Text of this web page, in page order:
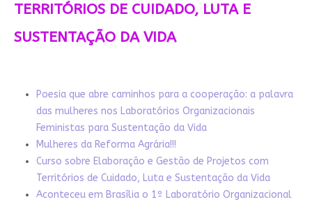
TERRITÓRIOS DE CUIDADO, LUTA E
SUSTENTAÇÃO DA VIDA
Poesia que abre caminhos para a cooperação: a palavra
das mulheres nos Laboratórios Organizacionais
Feministas para Sustentação da Vida
Mulheres da Reforma Agrária!!!
Curso sobre Elaboração e Gestão de Projetos com
Territórios de Cuidado, Luta e Sustentação da Vida
Aconteceu em Brasília o 1º Laboratório Organizacional